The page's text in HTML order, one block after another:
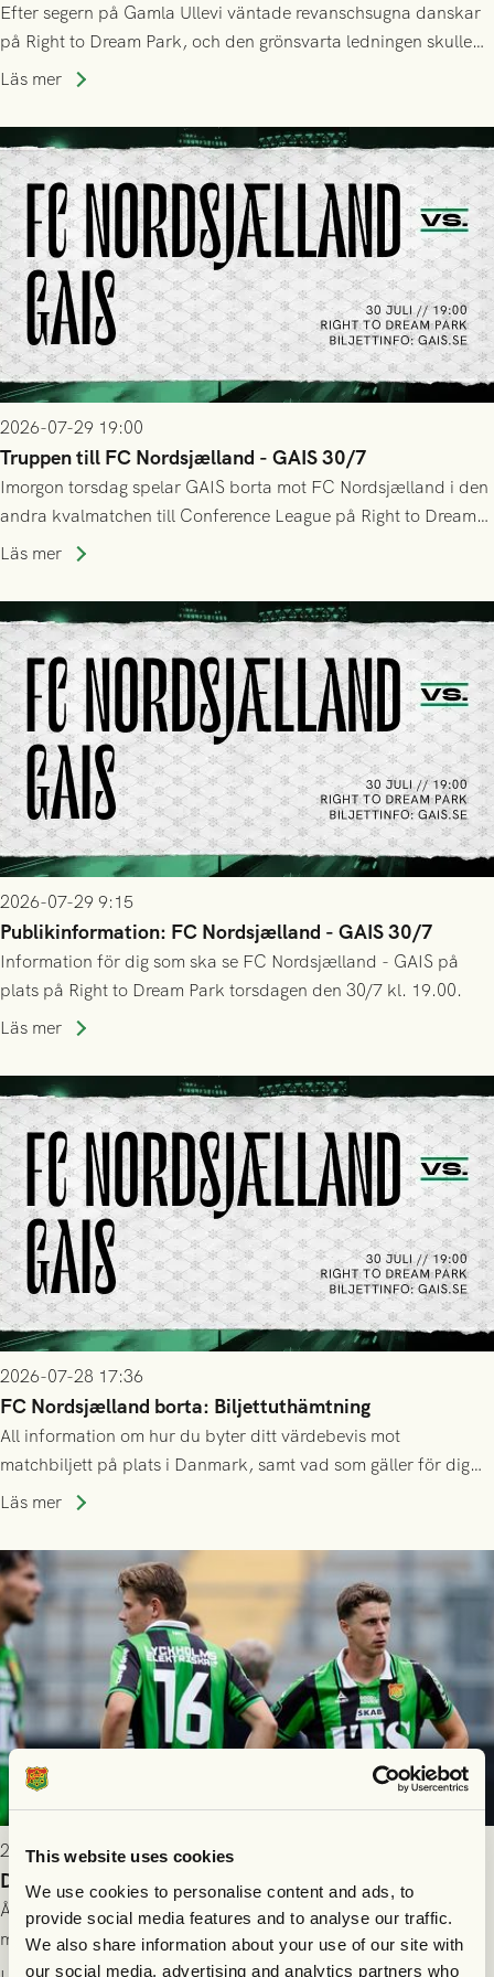
This website uses cookies
We use cookies to personalise content and ads, to
provide social media features and to analyse our traffic.
We also share information about your use of our site with
our social media, advertising and analytics partners who
Efter segern på Gamla Ullevi väntade revanschsugna danskar
på Right to Dream Park, och den grönsvarta ledningen skulle
upphöra efter mindre än kvarten spelad. På lika mark visade
tennissiffror och det grönsvarta europaäventyret tog slut.
Läs mer
2026-07-29 19:00
Truppen till FC Nordsjælland - GAIS 30/7
Imorgon torsdag spelar GAIS borta mot FC Nordsjælland i den
andra kvalmatchen till Conference League på Right to Dream
Park! Fredrik Holmberg och ledarstaben har tagit ut följande
Läs mer
2026-07-29 9:15
Publikinformation: FC Nordsjælland - GAIS 30/7
Information för dig som ska se FC Nordsjælland - GAIS på
plats på Right to Dream Park torsdagen den 30/7 kl. 19.00.
Läs mer
2026-07-28 17:36
FC Nordsjælland borta: Biljettuthämtning
All information om hur du byter ditt värdebevis mot
matchbiljett på plats i Danmark, samt vad som gäller för dig
som står på reservlista eller fått förhinder.
Läs mer
2026-07-26 21:00
Delad poäng mot Halmstads BK
Åter i Allsvenskan stod Halmstads BK för motståndet i en
match som vägde tungt till fördel för GAIS, men där poängen
delades efter dramatik på tilläggstid.